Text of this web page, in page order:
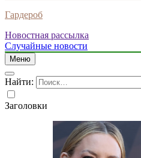
Гардероб
Новостная рассылка
Случайные новости
Меню
Найти:
Заголовки